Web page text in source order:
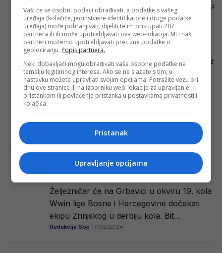
kola Wwin lige Bosne i Hercegovine između
Željezničara i Zrinjskog. Ovim kolom…
Redakcija Sop·17/02/2024
Umro uposlenik Nogometnog saveza Bosne
i Hercegovine
Vijest koja je iznenadila i potresla sve u
NSBiH. U 61.godini umro je dugogodišnji
Hercegovine…
17/02/2024
Akrapović šokirao sastavom Željezničara
za Zrinjski, meč u direktnom TV prijenosu!
Željezničar će na Grbavici u okviru 19. kola
Wwin lige Bosne i Hercegovine dočekati
ekipu Zrinjskog u derbiju kola. Bit…
Redakcija Sop·17/02/2024
Vaši će se osobni podaci obrađivati, a podatke s vašeg
uređaja (kolačiće, jedinstvene identifikatore i druge podatke
uređaja) može pohranjivati, dijeliti te im pristupati 207
partnera ili ih može upotrebljavati ova web-lokacija. Mi i naši
partneri možemo upotrebljavati precizne podatke o
geolociranju. Popis partnera.
Neki dobavljači mogu obrađivati vaše osobne podatke na
temelju legitimnog interesa. Ako se ne slažete s tim, u
nastavku možete upravljati svojim opcijama. Potražite vezu pri
dnu ove stranice ili na izborniku web-lokacije za upravljanje
pristankom ili povlačenje pristanka u postavkama privatnosti i
kolačića.
Pristanak
Upravljanje opcijama